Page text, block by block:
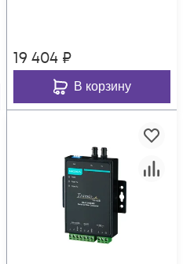
19 404 ₽
В корзину